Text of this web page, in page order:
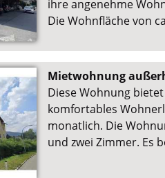
ihre angenehme
Die Wohnfläche von
Mietwohnung
Diese Wohnung
komfortables
monatlich. Die
und zwei Zimmer. Es